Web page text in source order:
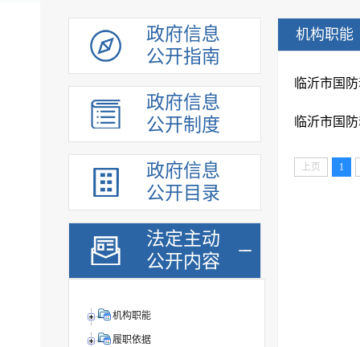
政府信息
公开指南
政府信息
公开制度
政府信息
公开目录
法定主动
公开内容
机构职能
履职依据
机构职能
临沂市国
临沂市国
上页 1